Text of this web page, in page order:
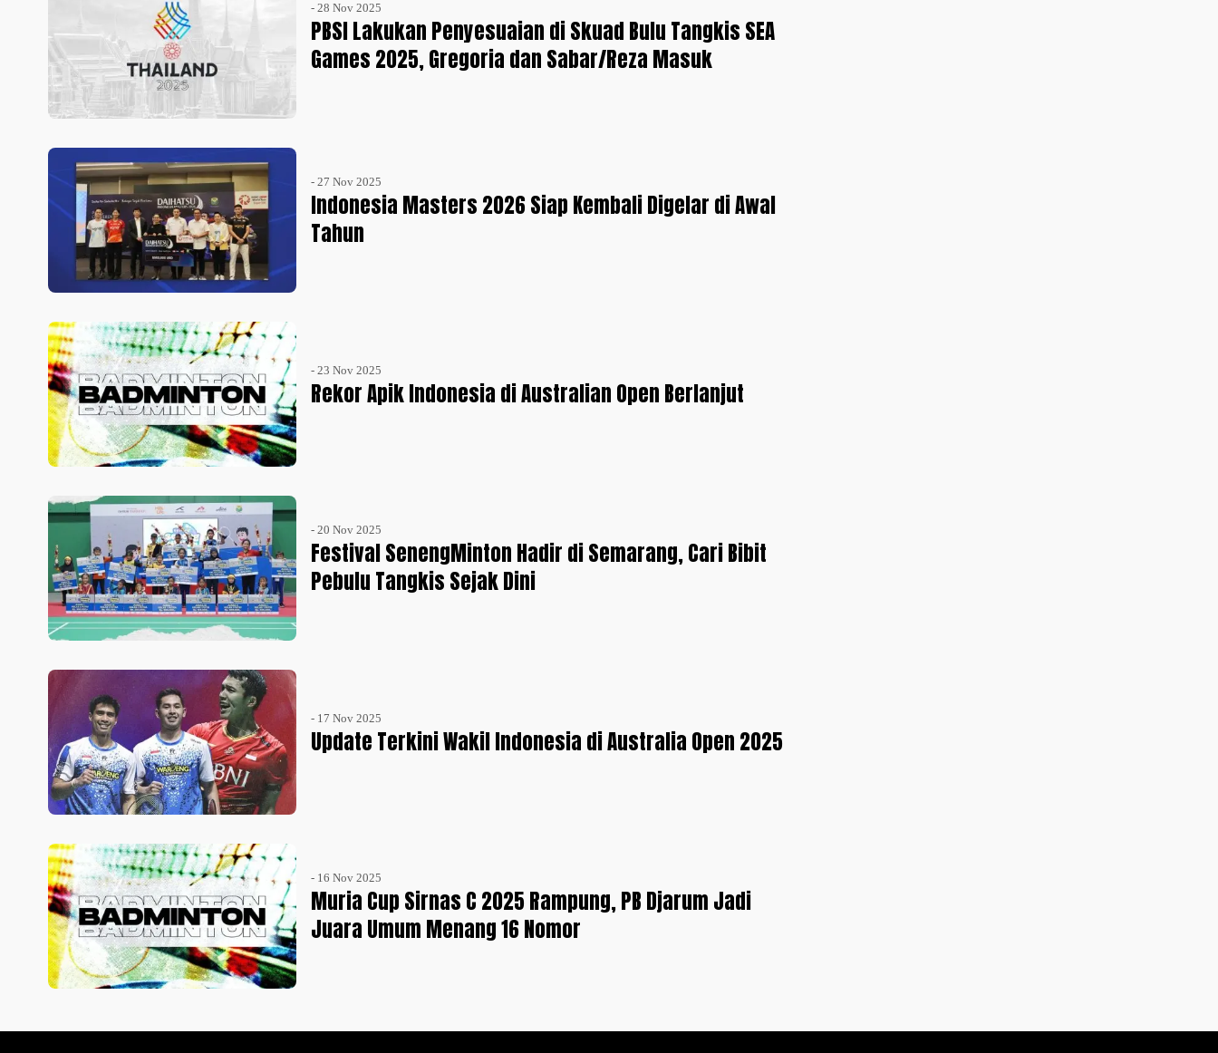
- 28 Nov 2025
PBSI Lakukan Penyesuaian di Skuad Bulu Tangkis SEA
Games 2025, Gregoria dan Sabar/Reza Masuk
- 27 Nov 2025
Indonesia Masters 2026 Siap Kembali Digelar di Awal
Tahun
- 23 Nov 2025
Rekor Apik Indonesia di Australian Open Berlanjut
- 20 Nov 2025
Festival SenengMinton Hadir di Semarang, Cari Bibit
Pebulu Tangkis Sejak Dini
- 17 Nov 2025
Update Terkini Wakil Indonesia di Australia Open 2025
- 16 Nov 2025
Muria Cup Sirnas C 2025 Rampung, PB Djarum Jadi
Juara Umum Menang 16 Nomor